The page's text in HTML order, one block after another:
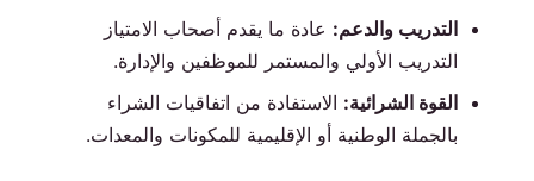
التدريب والدعم: عادة ما يقدم أصحاب الامتياز
التدريب الأولي والمستمر للموظفين والإدارة.
القوة الشرائية: الاستفادة من اتفاقيات الشراء
بالجملة الوطنية أو الإقليمية للمكونات والمعدات.